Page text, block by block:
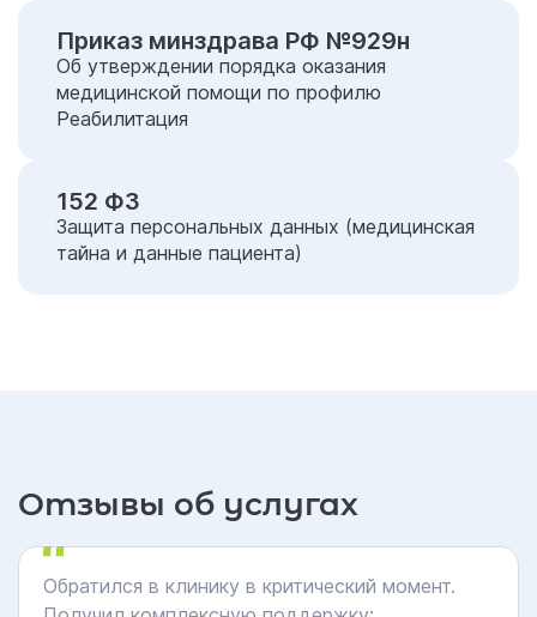
Приказ минздрава РФ №929н
Об утверждении порядка оказания
медицинской помощи по профилю
Реабилитация
152 ФЗ
Защита персональных данных (медицинская
тайна и данные пациента)
Отзывы об услугах
Обратился в клинику в критический момент.